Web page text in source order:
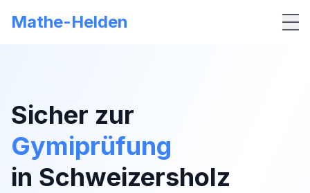
Mathe-Helden
Sicher zur
Gymiprüfung
in Schweizersholz